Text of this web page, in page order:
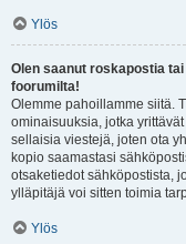
Ylös
Olen saanut roskapostia
foorumilta!
Olemme pahoillamme siitä.
ominaisuuksia, jotka
sellaisia viestejä, joten ota
kopio saamastasi
otsaketiedot sähköpostista,
ylläpitäjä voi sitten toimia
Ylös